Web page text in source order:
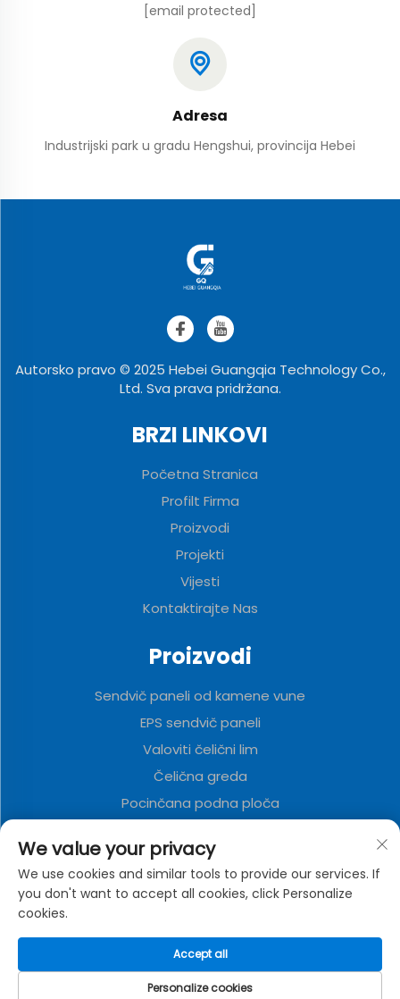
[email protected]
Adresa
Industrijski park u gradu Hengshui, provincija Hebei
Autorsko pravo © 2025 Hebei Guangqia Technology Co.,
Ltd. Sva prava pridržana.
BRZI LINKOVI
Početna Stranica
Profilt Firma
Proizvodi
Projekti
Vijesti
Kontaktirajte Nas
Proizvodi
Sendvič paneli od kamene vune
EPS sendvič paneli
Valoviti čelični lim
Čelična greda
Pocinčana podna ploča
Metalna ukrasna ploča
Kuća u Vojnom Kontejneru
O tvrtki
Pravila o privatnosti
We value your privacy
We use cookies and similar tools to provide our services. If
you don't want to accept all cookies, click Personalize
cookies.
Personalize cookies
Accept all